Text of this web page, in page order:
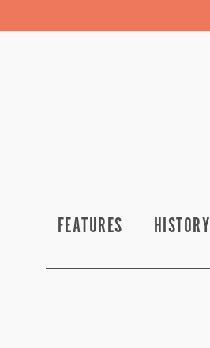
FEATURES HISTORY